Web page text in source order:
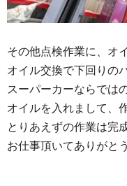
その他点検作業に、オ
オイル交換で下回りの
スーパーカーならでは
オイルを入れまして、
とりあえずの作業は完
お仕事頂いてありがと